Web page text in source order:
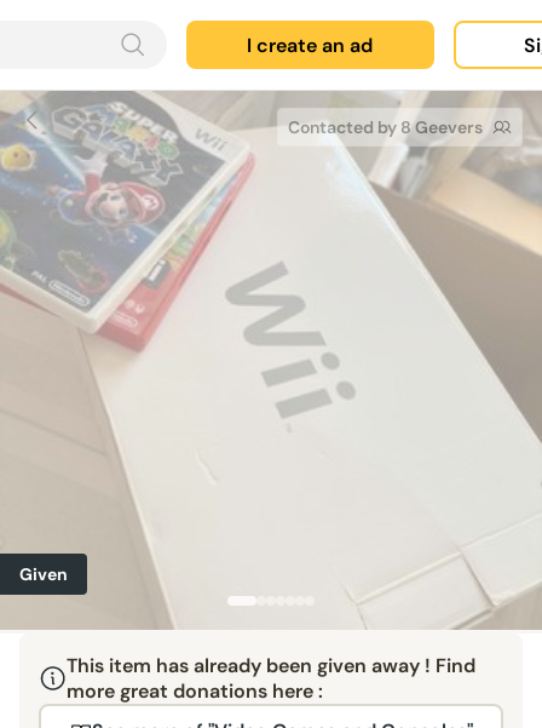
I create an ad
Contacted by 8 Geevers
Given
This item has already been given away ! Find
more great donations here :